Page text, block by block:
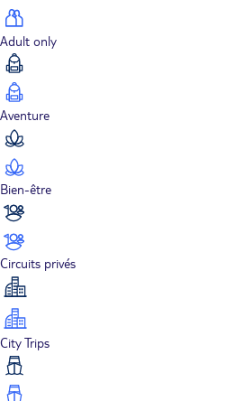
Adult only
Aventure
Bien-être
Circuits privés
City Trips